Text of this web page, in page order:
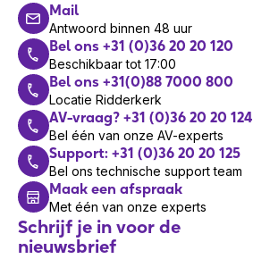
Mail
Antwoord binnen 48 uur
Bel ons +31 (0)36 20 20 120
Beschikbaar tot 17:00
Bel ons +31(0)88 7000 800
Locatie Ridderkerk
AV-vraag? +31 (0)36 20 20 124
Bel één van onze AV-experts
Support: +31 (0)36 20 20 125
Bel ons technische support team
Maak een afspraak
Met één van onze experts
Schrijf je in voor de
nieuwsbrief